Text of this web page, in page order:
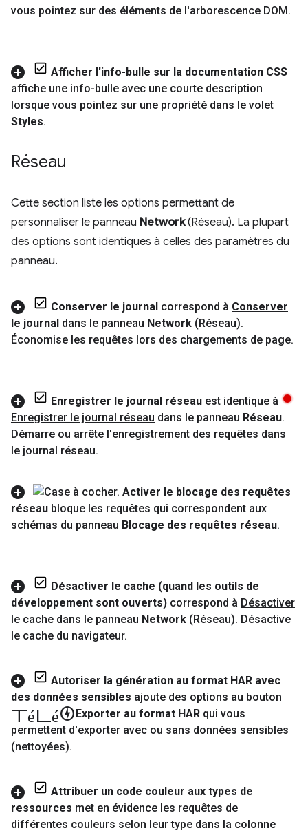
vous pointez sur des éléments de l'arborescence DOM.
Afficher l'info-bulle sur la documentation CSS
affiche une info-bulle avec une courte description
lorsque vous pointez sur une propriété dans le volet
Styles.
Réseau
Cette section liste les options permettant de
personnaliser le panneau Network(Réseau). La plupart
des options sont identiques à celles des paramètres du
panneau.
Conserver le journal correspond à Conserver
le journal dans le panneau Network (Réseau).
Économise les requêtes lors des chargements de page.
Enregistrer le journal réseau est identique à
Enregistrer le journal réseau dans le panneau Réseau.
Démarre ou arrête l'enregistrement des requêtes dans
le journal réseau.
Activer le blocage des requêtes
réseau bloque les requêtes qui correspondent aux
schémas du panneau Blocage des requêtes réseau.
Désactiver le cache (quand les outils de
développement sont ouverts) correspond à Désactiver
le cache dans le panneau Network (Réseau). Désactive
le cache du navigateur.
Autoriser la génération au format HAR avec
des données sensibles ajoute des options au bouton
TéléchargerExporter au format HAR qui vous
permettent d'exporter avec ou sans données sensibles
(nettoyées).
Attribuer un code couleur aux types de
ressources met en évidence les requêtes de
différentes couleurs selon leur type dans la colonne